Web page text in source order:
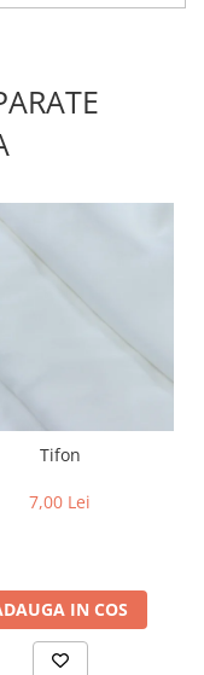
Tifon
7,00 Lei
IN COS